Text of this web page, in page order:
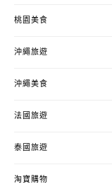
桃園美食
沖繩旅遊
沖繩美食
法國旅遊
泰國旅遊
淘寶購物